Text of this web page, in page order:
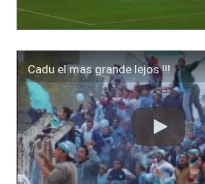
Cadu el mas grande lejos !!!